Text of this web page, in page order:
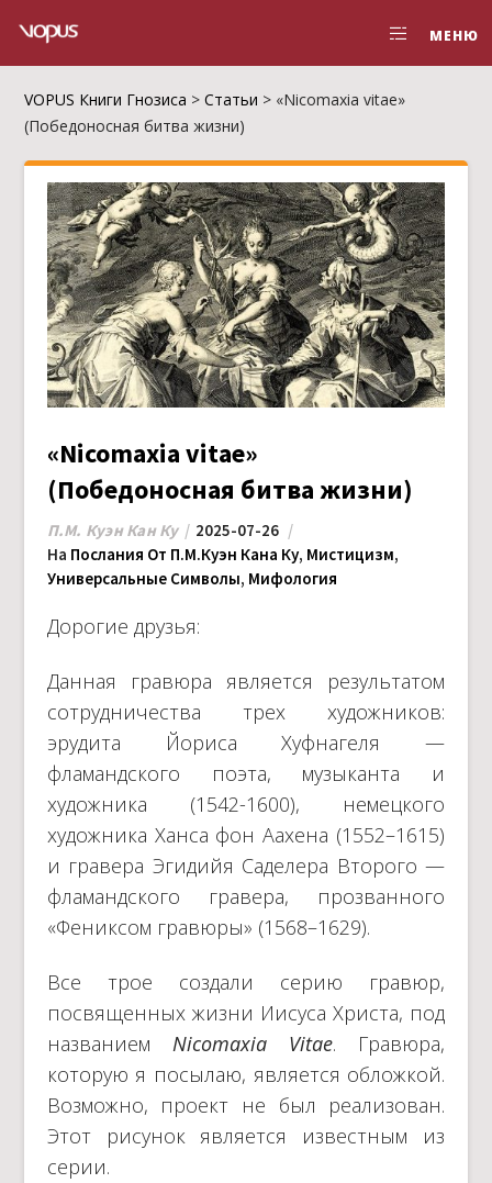
МЕНЮ
VOPUS Книги Гнозиса >Статьи > «Nicomaxia vitae»
(Победоносная битва жизни)
«Nicomaxia vitae»
(Победоносная битва жизни)
П.М. Куэн Кан Ку
2025-07-26
На Послания От П.М.Куэн Кана Ку, Мистицизм,
Универсальные Символы, Мифология
Дорогие друзья:
Данная гравюра является результатом
сотрудничества трех художников:
эрудита Йориса Хуфнагеля —
фламандского поэта, музыканта и
художника (1542-1600), немецкого
художника Ханса фон Аахена (1552–1615)
и гравера Эгидийя Саделера Второго —
фламандского гравера, прозванного
«Фениксом гравюры» (1568–1629).
Все трое создали серию гравюр,
посвященных жизни Иисуса Христа, под
названием Nicomaxia Vitae. Гравюра,
которую я посылаю, является обложкой.
Возможно, проект не был реализован.
Этот рисунок является известным из
серии.